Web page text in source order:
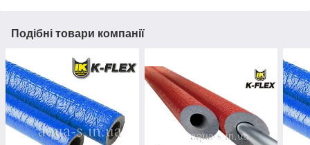
Подібні товари компанії